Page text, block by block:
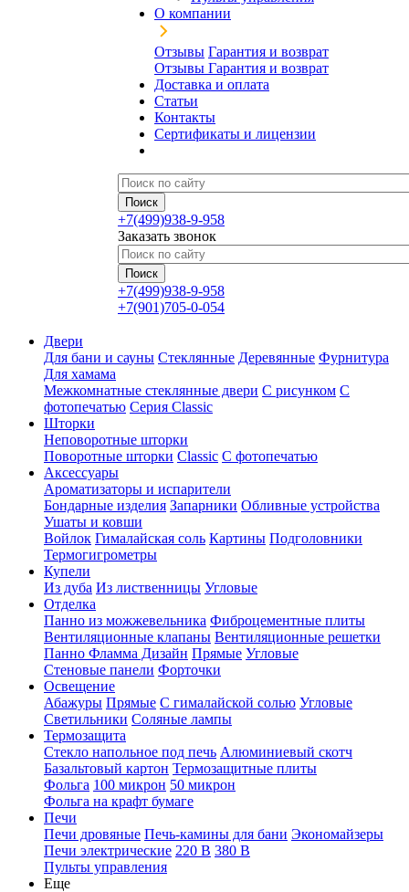
О компании
Отзывы Гарантия и возврат
Отзывы Гарантия и возврат
Доставка и оплата
Статьи
Контакты
Сертификаты и лицензии
+7(499)938-9-958
Заказать звонок
+7(499)938-9-958
+7(901)705-0-054
Двери
Для бани и сауны Стеклянные Деревянные Фурнитура
Для хамама
Межкомнатные стеклянные двери С рисунком С
фотопечатью Серия Classic
Шторки
Неповоротные шторки
Поворотные шторки Classic С фотопечатью
Аксессуары
Ароматизаторы и испарители
Бондарные изделия Запарники Обливные устройства
Ушаты и ковши
Войлок Гималайская соль Картины Подголовники
Термогигрометры
Купели
Из дуба Из лиственницы Угловые
Отделка
Панно из можжевельника Фиброцементные плиты
Вентиляционные клапаны Вентиляционные решетки
Панно Фламма Дизайн Прямые Угловые
Стеновые панели Форточки
Освещение
Абажуры Прямые С гималайской солью Угловые
Светильники Соляные лампы
Термозащита
Стекло напольное под печь Алюминиевый скотч
Базальтовый картон Термозащитные плиты
Фольга 100 микрон 50 микрон
Фольга на крафт бумаге
Печи
Печи дровяные Печь-камины для бани Экономайзеры
Печи электрические 220 В 380 В
Пульты управления
Еще